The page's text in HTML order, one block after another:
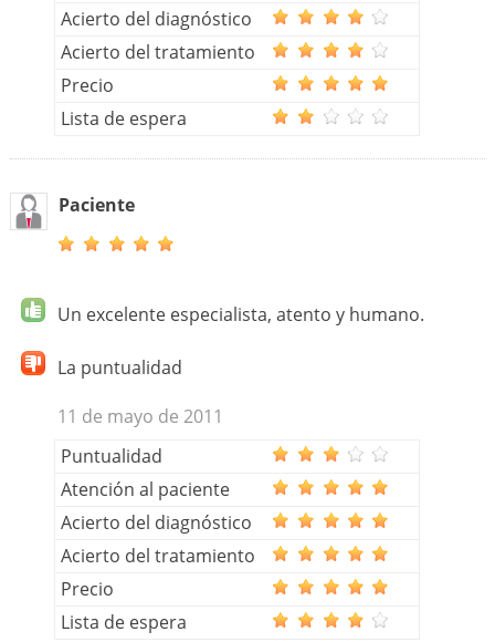
Acierto del diagnóstico
Acierto del tratamiento
Precio
Lista de espera
Paciente
Un excelente especialista, atento y humano.
La puntualidad
11 de mayo de 2011
Puntualidad
Atención al paciente
Acierto del diagnóstico
Acierto del tratamiento
Precio
Lista de espera